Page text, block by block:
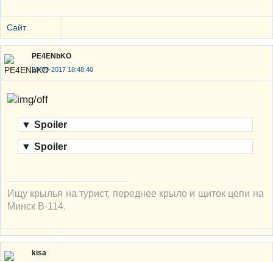
Сайт
PE4ENbKO
20-09-2017 18:48:40
▼ Spoiler
▼ Spoiler
Ищу крылья на турист, переднее крыло и щиток цепи на
Минск В-114.
kisa